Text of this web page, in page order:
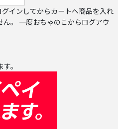
インしてからカートへ商品を入れ
。 一度おちゃのこからログアウ
。